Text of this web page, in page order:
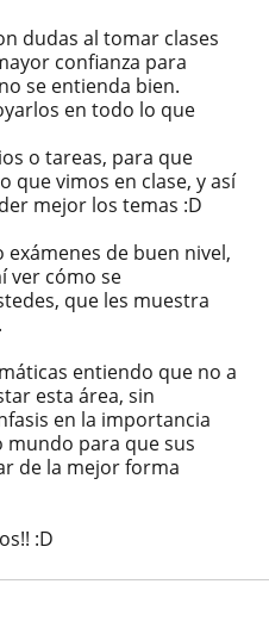
dudas al tomar clases
confianza para
se entienda bien.
en todo lo que
o tareas, para que
que vimos en clase, y así
mejor los temas :D
exámenes de buen nivel,
ver cómo se
que les muestra
entiendo que no a
esta área, sin
en la importancia
mundo para que sus
de la mejor forma
:D